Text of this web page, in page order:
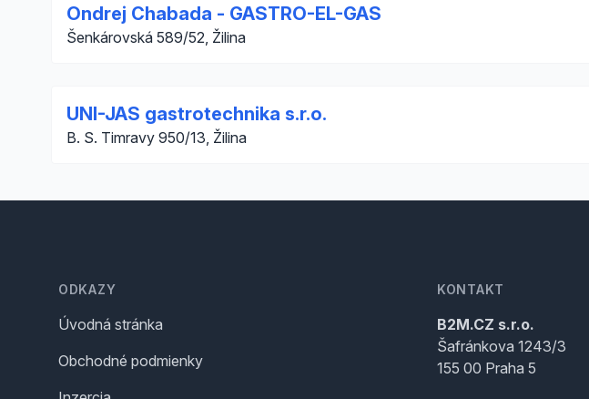
Ondrej Chabada - GASTRO-EL-GAS
Šenkárovská 589/52, Žilina
UNI-JAS gastrotechnika s.r.o.
B. S. Timravy 950/13, Žilina
ODKAZY
Úvodná stránka
Obchodné podmienky
KONTAKT
B2M.CZ s.r.o.
Šafránkova 1243/3
155 00 Praha 5